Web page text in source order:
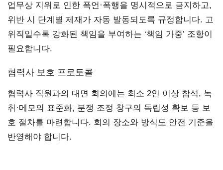
업무상 지위로 인한 폭언·폭행을 명시적으로 금지하고,
위반 시 단계별 제재가 자동 발동되도록 규정합니다. 고
위직일수록 강화된 책임을 부여하는 ‘책임 가중’ 조항이
필요합니다.
협력사 보호 프로토콜
협력사 직원과의 대면 회의에는 최소 2인 이상 참석, 녹
취·메모의 표준화, 분쟁 조정 창구의 독립성 확보 등 보
호 절차를 마련합니다. 회의 장소와 방식도 안전 기준을
반영해야 합니다.